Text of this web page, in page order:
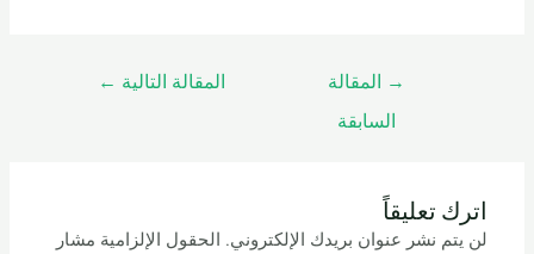
→
المقالة
السابقة
المقالة التالية ←
اترك تعليقاً
لن يتم نشر عنوان بريدك الإلكتروني. الحقول الإلزامية مشار